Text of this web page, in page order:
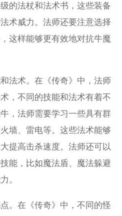
的法杖和法术书，这些装备
术威力。法师还要注意选择
这样能够更有效地对抗牛魔
法术。在《传奇》中，法师
，不同的技能和法术有着不
，法师需要学习一些具有群
墙、雷电等。这些法术能够
提高击杀速度。法师还可以
能，比如魔法盾、魔法躲避
。
。在《传奇》中，不同的怪